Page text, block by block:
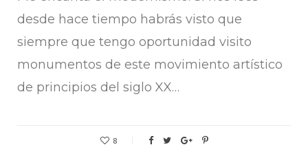
desde hace tiempo habrás visto que
siempre que tengo oportunidad visito
monumentos de este movimiento artístico
de principios del siglo XX…
8